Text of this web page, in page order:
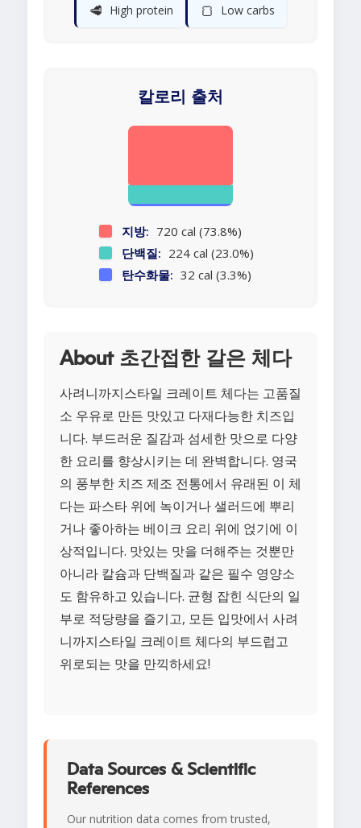
🥩 High protein 🍞 Low carbs
칼로리 출처
지방: 720 cal (73.8%)
단백질: 224 cal (23.0%)
탄수화물: 32 cal (3.3%)
About 초간접한 갈은 체다
사려니까지스타일 크레이트 체다는 고품질
소 우유로 만든 맛있고 다재다능한 치즈입
니다. 부드러운 질감과 섬세한 맛으로 다양
한 요리를 향상시키는 데 완벽합니다. 영국
의 풍부한 치즈 제조 전통에서 유래된 이 체
다는 파스타 위에 녹이거나 샐러드에 뿌리
거나 좋아하는 베이크 요리 위에 얹기에 이
상적입니다. 맛있는 맛을 더해주는 것뿐만
아니라 칼슘과 단백질과 같은 필수 영양소
도 함유하고 있습니다. 균형 잡힌 식단의 일
부로 적당량을 즐기고, 모든 입맛에서 사려
니까지스타일 크레이트 체다의 부드럽고
위로되는 맛을 만끽하세요!
Data Sources & Scientific
References
Our nutrition data comes from trusted,